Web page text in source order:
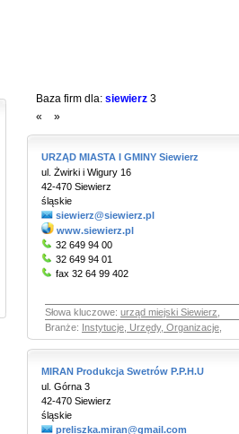
Baza firm dla: siewierz 3
«
»
URZĄD MIASTA I GMINY Siewierz
ul. Żwirki i Wigury 16
42-470 Siewierz
śląskie
siewierz@siewierz.pl
www.siewierz.pl
32 649 94 00
32 649 94 01
fax 32 64 99 402
Słowa kluczowe: urząd miejski Siewierz
Branże: Instytucje, Urzędy, Organizacje
MIRAN Produkcja Swetrów P.P.H.U
ul. Górna 3
42-470 Siewierz
śląskie
preliszka.miran@gmail.com